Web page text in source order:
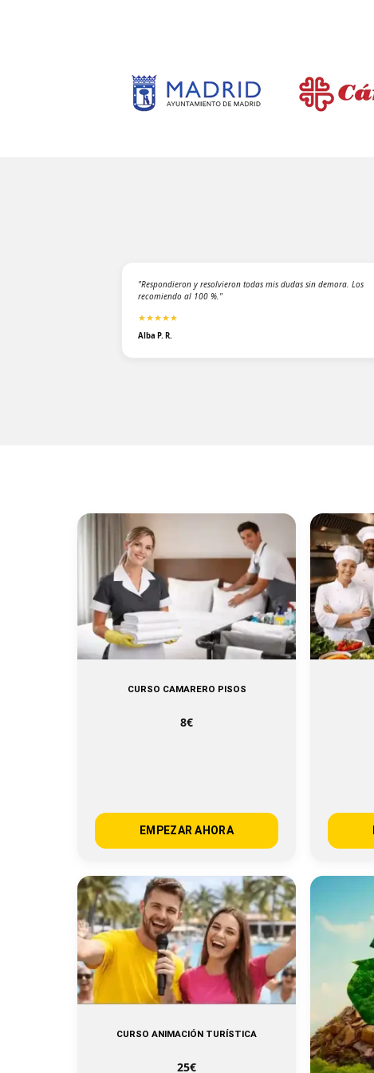
"Respondieron y resolvieron todas mis dudas sin demora. Los
recomiendo al 100 %."
★★★★★
Alba P. R.
CURSO CAMARERO PISOS
8€
EMPEZAR AHORA
CURSO ANIMACIÓN TURÍSTICA
25€